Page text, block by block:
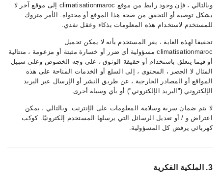
وبالتالي ، فإن وجود رابط من موقع climatisationmaroc إلى موقع آخر لا
يشكل توصية أو التحقق من صحة هذا الموقع أو محتواه. الأمر متروك
للمستخدم لاستخدام هذه المعلومات بذكاء وعقل نقدي.
تحقيقا لهذه الغاية ، يقر المستخدم بأنه لا يمكن تحميل
climatisationmaroc مسؤولية أي ضرر أو خسارة مثبتة أو مزعومة ، متتالية
أو فيما يتعلق باستخدام أو حقيقة الوثوق ، على وجه الخصوص وعلى سبيل
المثال لا الحصر ، المحتوى ، إلى السلع أو الخدمات المتاحة على هذه
المواقع أو المصادر الخارجية ، عن طريق النشر أو الإرسال عبر البريد
الإلكتروني ("البريد الإلكتروني") أو بأي وسيلة أخرى.
لا يتم ضمان سرية وسلامة المعلومات على الإنترنت. وبالتالي ، يمكن
اعتراض و / أو تعديل الرسائل التي يرسلها المستخدم إلكترونيًا. كوكب
كهربائي يرفض كل المسؤولية.
3. الملكية الفكرية